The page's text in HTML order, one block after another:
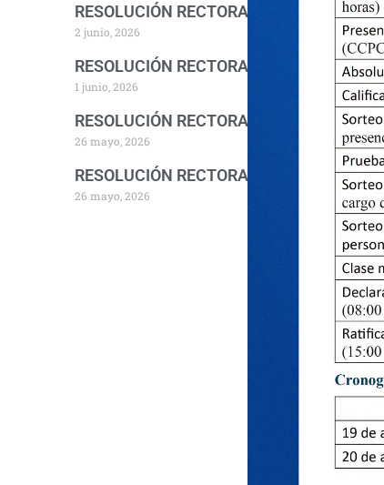
RESOLUCIÓN RECTORAL 1157-2026-R-
2 junio, 2026
RESOLUCIÓN RECTORAL 1140-2026-R-
1 junio, 2026
RESOLUCIÓN RECTORAL 1094-2026-R-
26 mayo, 2026
RESOLUCIÓN RECTORAL 1076-2026-R-
26 mayo, 2026